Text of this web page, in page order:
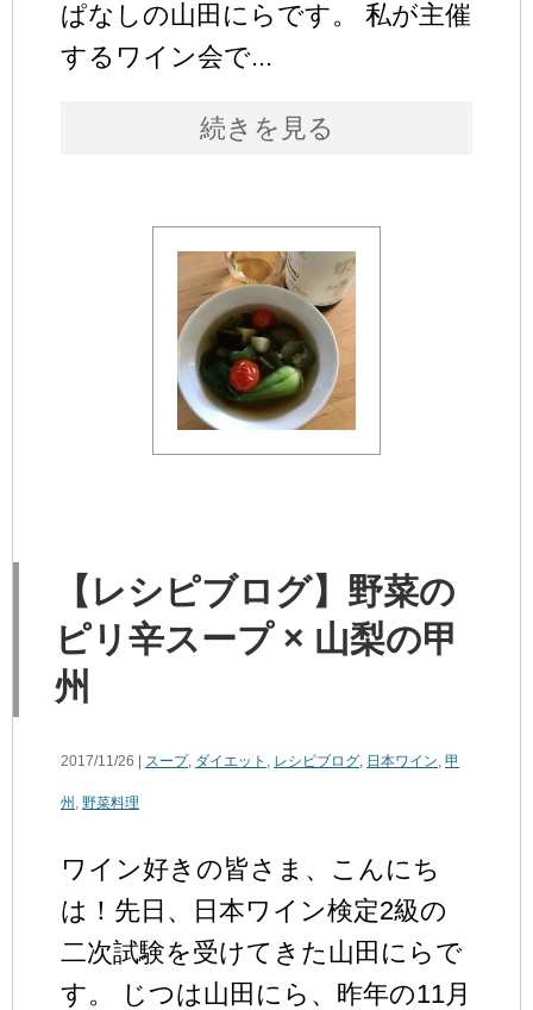
ぱなしの山田にらです。 私が主催
するワイン会で...
続きを見る
【レシピブログ】野菜の
ピリ辛スープ × 山梨の甲
州
2017/11/26 | スープ, ダイエット , レシピブログ, 日本ワイン, 甲
州 , 野菜料理
ワイン好きの皆さま、こんにち
は！先日、日本ワイン検定2級の
二次試験を受けてきた山田にらで
す。 じつは山田にら、昨年の11月